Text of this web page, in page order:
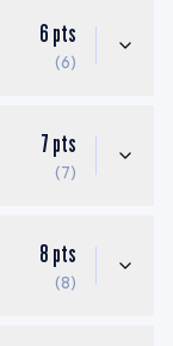
6 pts
(6)
7 pts
(7)
8 pts
(8)